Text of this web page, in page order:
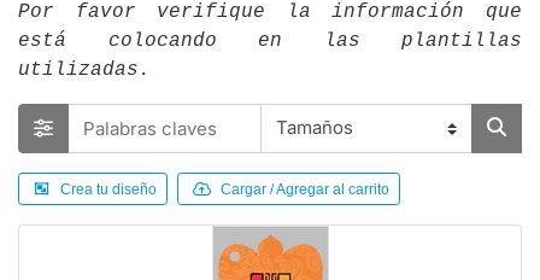
Por favor verifique la información que
está colocando en las plantillas
utilizadas.
Crea tu diseño Cargar / Agregar al carrito